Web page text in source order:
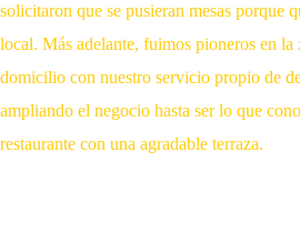
solicitaron que se pusieran mesas porque
local. Más adelante, fuimos pioneros en
domicilio con nuestro servicio propio de
ampliando el negocio hasta ser lo que
restaurante con una agradable terraza.